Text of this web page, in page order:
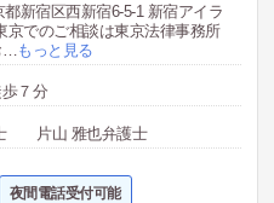
都新宿区西新宿6-5-1 新宿アイラ
京でのご相談は東京法律事務所
もっと見る
７分
片山 雅也弁護士
夜間電話受付可能